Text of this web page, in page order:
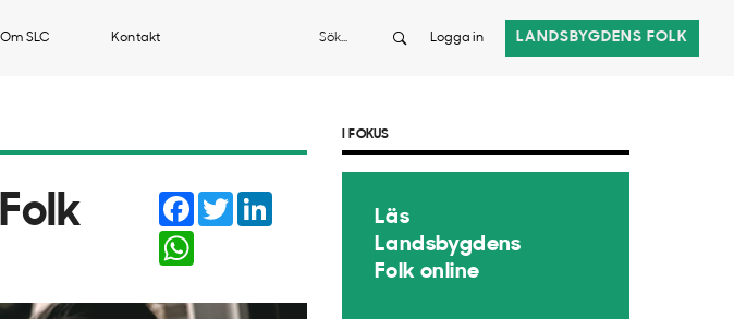
Om SLC Kontakt Sök Logga in LANDSBYGDENS FOLK
Facebook
Twitter
I FOKUS
Läs
Landsbygdens
Folk online